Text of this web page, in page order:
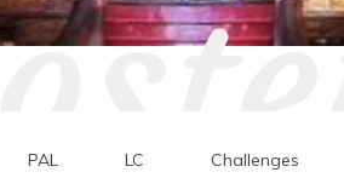
PAL LC Challenges